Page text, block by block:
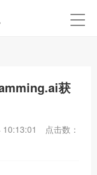
获
点击数：